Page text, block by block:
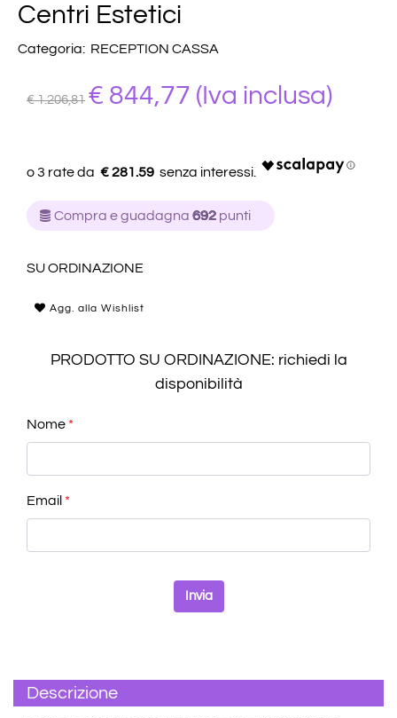
Centri Estetici
Categoria: RECEPTION CASSA
€ 1.206,81 € 844,77 (Iva inclusa)
€ 281.59
Compra e guadagna 692 punti
SU ORDINAZIONE
Agg. alla Wishlist
PRODOTTO SU ORDINAZIONE: richiedi la
disponibilità
Nome *
Email *
Descrizione